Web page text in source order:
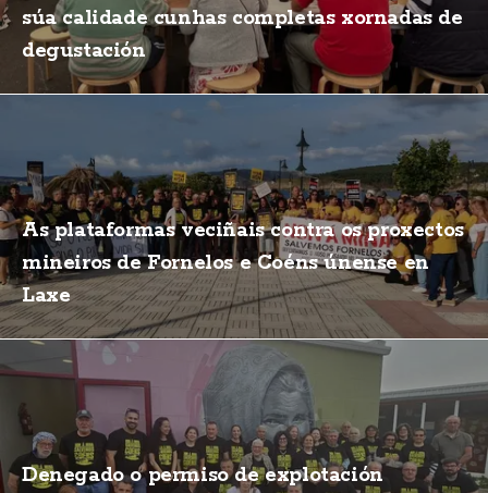
súa calidade cunhas completas xornadas de
degustación
As plataformas veciñais contra os proxectos
mineiros de Fornelos e Coéns únense en
Laxe
Denegado o permiso de explotación